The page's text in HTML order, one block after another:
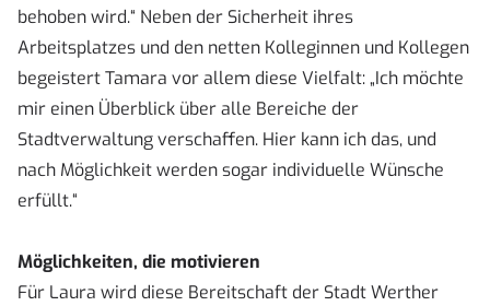
behoben wird.“ Neben der Sicherheit ihres
Arbeitsplatzes und den netten Kolleginnen und Kollegen
begeistert Tamara vor allem diese Vielfalt: „Ich möchte
mir einen Überblick über alle Bereiche der
Stadtverwaltung verschaffen. Hier kann ich das, und
nach Möglichkeit werden sogar individuelle Wünsche
erfüllt.“
Möglichkeiten, die motivieren
Für Laura wird diese Bereitschaft der Stadt Werther